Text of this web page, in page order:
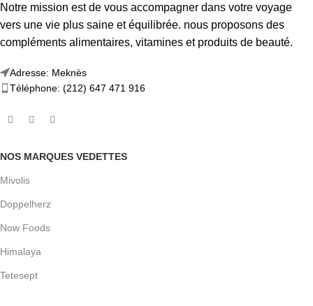
Notre mission est de vous accompagner dans votre voyage
vers une vie plus saine et équilibrée. nous proposons des
compléments alimentaires, vitamines et produits de beauté.
Adresse: Meknès
Téléphone: (212) 647 471 916
NOS MARQUES VEDETTES
Mivolis
Doppelherz
Now Foods
Himalaya
Tetesept